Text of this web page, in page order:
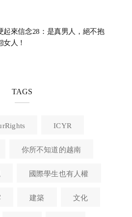
起來信念28：是真男人，絕不抱
女人！
TAGS
ICYR
你所不知道的越南
國際學生也有人權
建築 文化